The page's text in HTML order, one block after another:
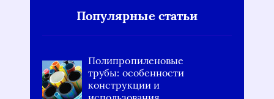
Популярные статьи
Полипропиленовые
трубы: особенности
конструкции и